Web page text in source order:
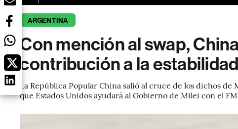
ARGENTINA
Con mención al swap,
contribución a la
La República Popular China salió al cruce de los dichos
que Estados Unidos ayudará al Gobierno de Milei con el